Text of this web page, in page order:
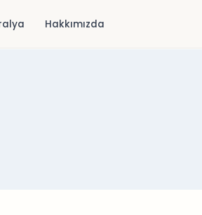
Hakkımızda